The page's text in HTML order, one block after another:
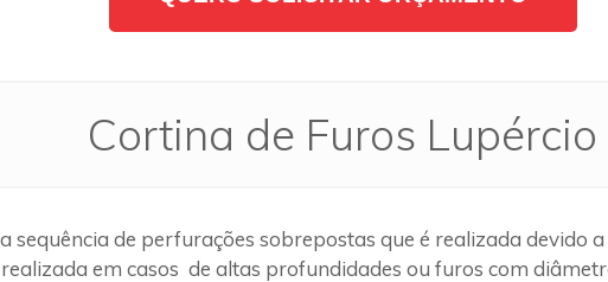
Cortina de Furos Lupércio
sequência de perfurações sobrepostas que é realizada devido
em casos de altas profundidades ou furos com